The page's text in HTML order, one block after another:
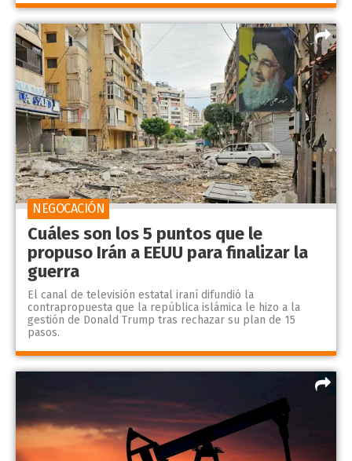
Cuáles son los 5 puntos que le
propuso Irán a EEUU para finalizar la
guerra
El canal de televisión estatal iraní difundió la
contrapropuesta que la república islámica le hizo a la
gestión de Donald Trump tras rechazar su plan de 15
pasos.
NEGOCACIÓN